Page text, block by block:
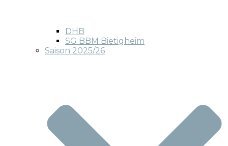
DHB
SG BBM Bietigheim
Saison 2025/26